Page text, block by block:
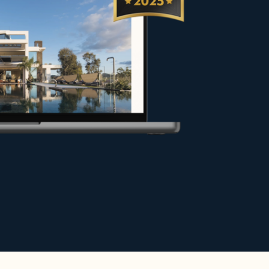
et propriétaires dans
les meilleures conditions ou
pour valoriser votre projet.